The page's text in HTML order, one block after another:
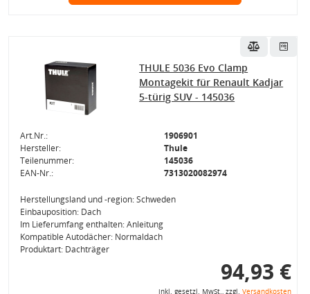
THULE 5036 Evo Clamp
Montagekit für Renault Kadjar
5-türig SUV - 145036
Art.Nr.:
1906901
Hersteller:
Thule
Teilenummer:
145036
EAN-Nr.:
7313020082974
Herstellungsland und -region: Schweden
Einbauposition: Dach
Im Lieferumfang enthalten: Anleitung
Kompatible Autodächer: Normaldach
Produktart: Dachträger
94,93 €
inkl. gesetzl. MwSt., zzgl. Versandkosten